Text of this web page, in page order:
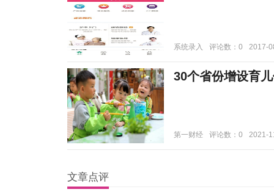
系统录入 评论数：0 2017-
30个省份增设育
第一财经 评论数：0 2021-
文章点评